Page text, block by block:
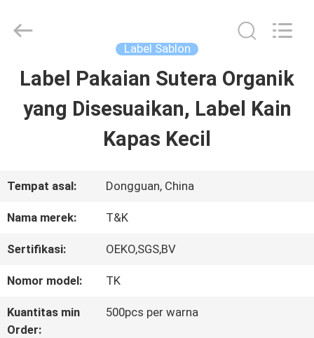
RUMAH
TENTANG
KITA
WISATA
PABRIK
Garment
Accessories
Rights
Reserved.
Label Sablon
Label Pakaian Sutera Organik
yang Disesuaikan, Label Kain
Kapas Kecil
Tempat asal: Dongguan, China
Nama merek: T&K
Sertifikasi: OEKO,SGS,BV
Nomor model: TK
Kuantitas min
Order:
500pcs per warna